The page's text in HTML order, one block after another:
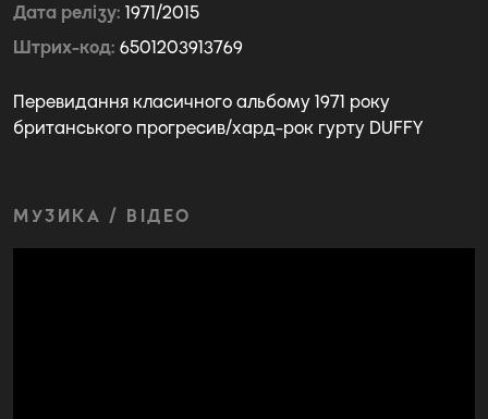
Дата релізу 1971/2015
Штрих-код 6501203913769
Перевидання класичного альбому 1971 року
британського прогресив/хард-рок гурту DUFFY
МУЗИКА / ВІДЕО